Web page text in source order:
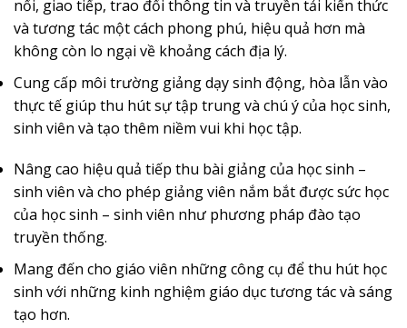
nối, giao tiếp, trao đổi thông tin và truyền tải kiến thức
và tương tác một cách phong phú, hiệu quả hơn mà
không còn lo ngại về khoảng cách địa lý.
Cung cấp môi trường giảng dạy sinh động, hòa lẫn vào
thực tế giúp thu hút sự tập trung và chú ý của học sinh,
sinh viên và tạo thêm niềm vui khi học tập.
Nâng cao hiệu quả tiếp thu bài giảng của học sinh –
sinh viên và cho phép giảng viên nắm bắt được sức học
của học sinh – sinh viên như phương pháp đào tạo
truyền thống.
Mang đến cho giáo viên những công cụ để thu hút học
sinh với những kinh nghiệm giáo dục tương tác và sáng
tạo hơn.